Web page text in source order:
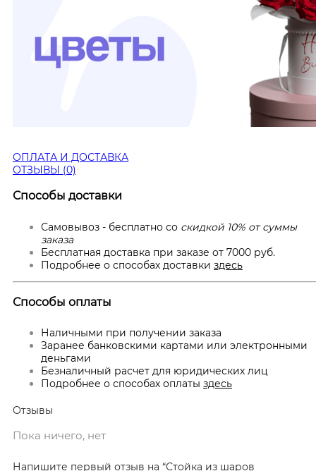
ОПЛАТА И ДОСТАВКА
ОТЗЫВЫ (0)
Способы доставки
Самовывоз - бесплатно со скидкой 10% от суммы
заказа
Бесплатная доставка при заказе от 7000 руб.
Подробнее о способах доставки здесь
Способы оплаты
Наличными при получении заказа
Заранее банковскими картами или электронными
деньгами
Безналичный расчет для юридических лиц
Подробнее о способах оплаты здесь
Отзывы
Пока ничего, нет
Напишите первый отзыв на “Стойка из шаров